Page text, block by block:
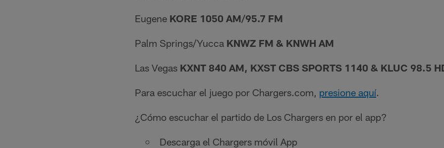
Eugene KORE 1050 AM/95.7 FM
Palm Springs/Yucca KNWZ FM & KNWH AM
Las Vegas KXNT 840 AM, KXST CBS SPORTS 1140 & KLUC 98.5
Para escuchar el juego por Chargers.com, presione aquí.
¿Cómo escuchar el partido de Los Chargers en por el app?
Descarga el Chargers móvil App